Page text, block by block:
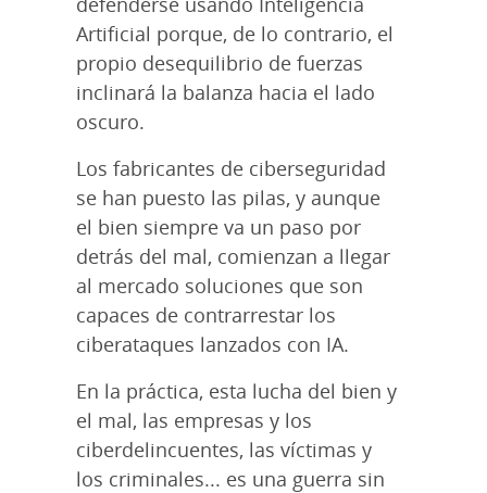
Artificial porque, de lo contrario, el
propio desequilibrio de fuerzas
inclinará la balanza hacia el lado
oscuro.
Los fabricantes de ciberseguridad
se han puesto las pilas, y aunque
el bien siempre va un paso por
detrás del mal, comienzan a llegar
al mercado soluciones que son
capaces de contrarrestar los
ciberataques lanzados con IA.
En la práctica, esta lucha del bien y
el mal, las empresas y los
ciberdelincuentes, las víctimas y
los criminales... es una guerra sin